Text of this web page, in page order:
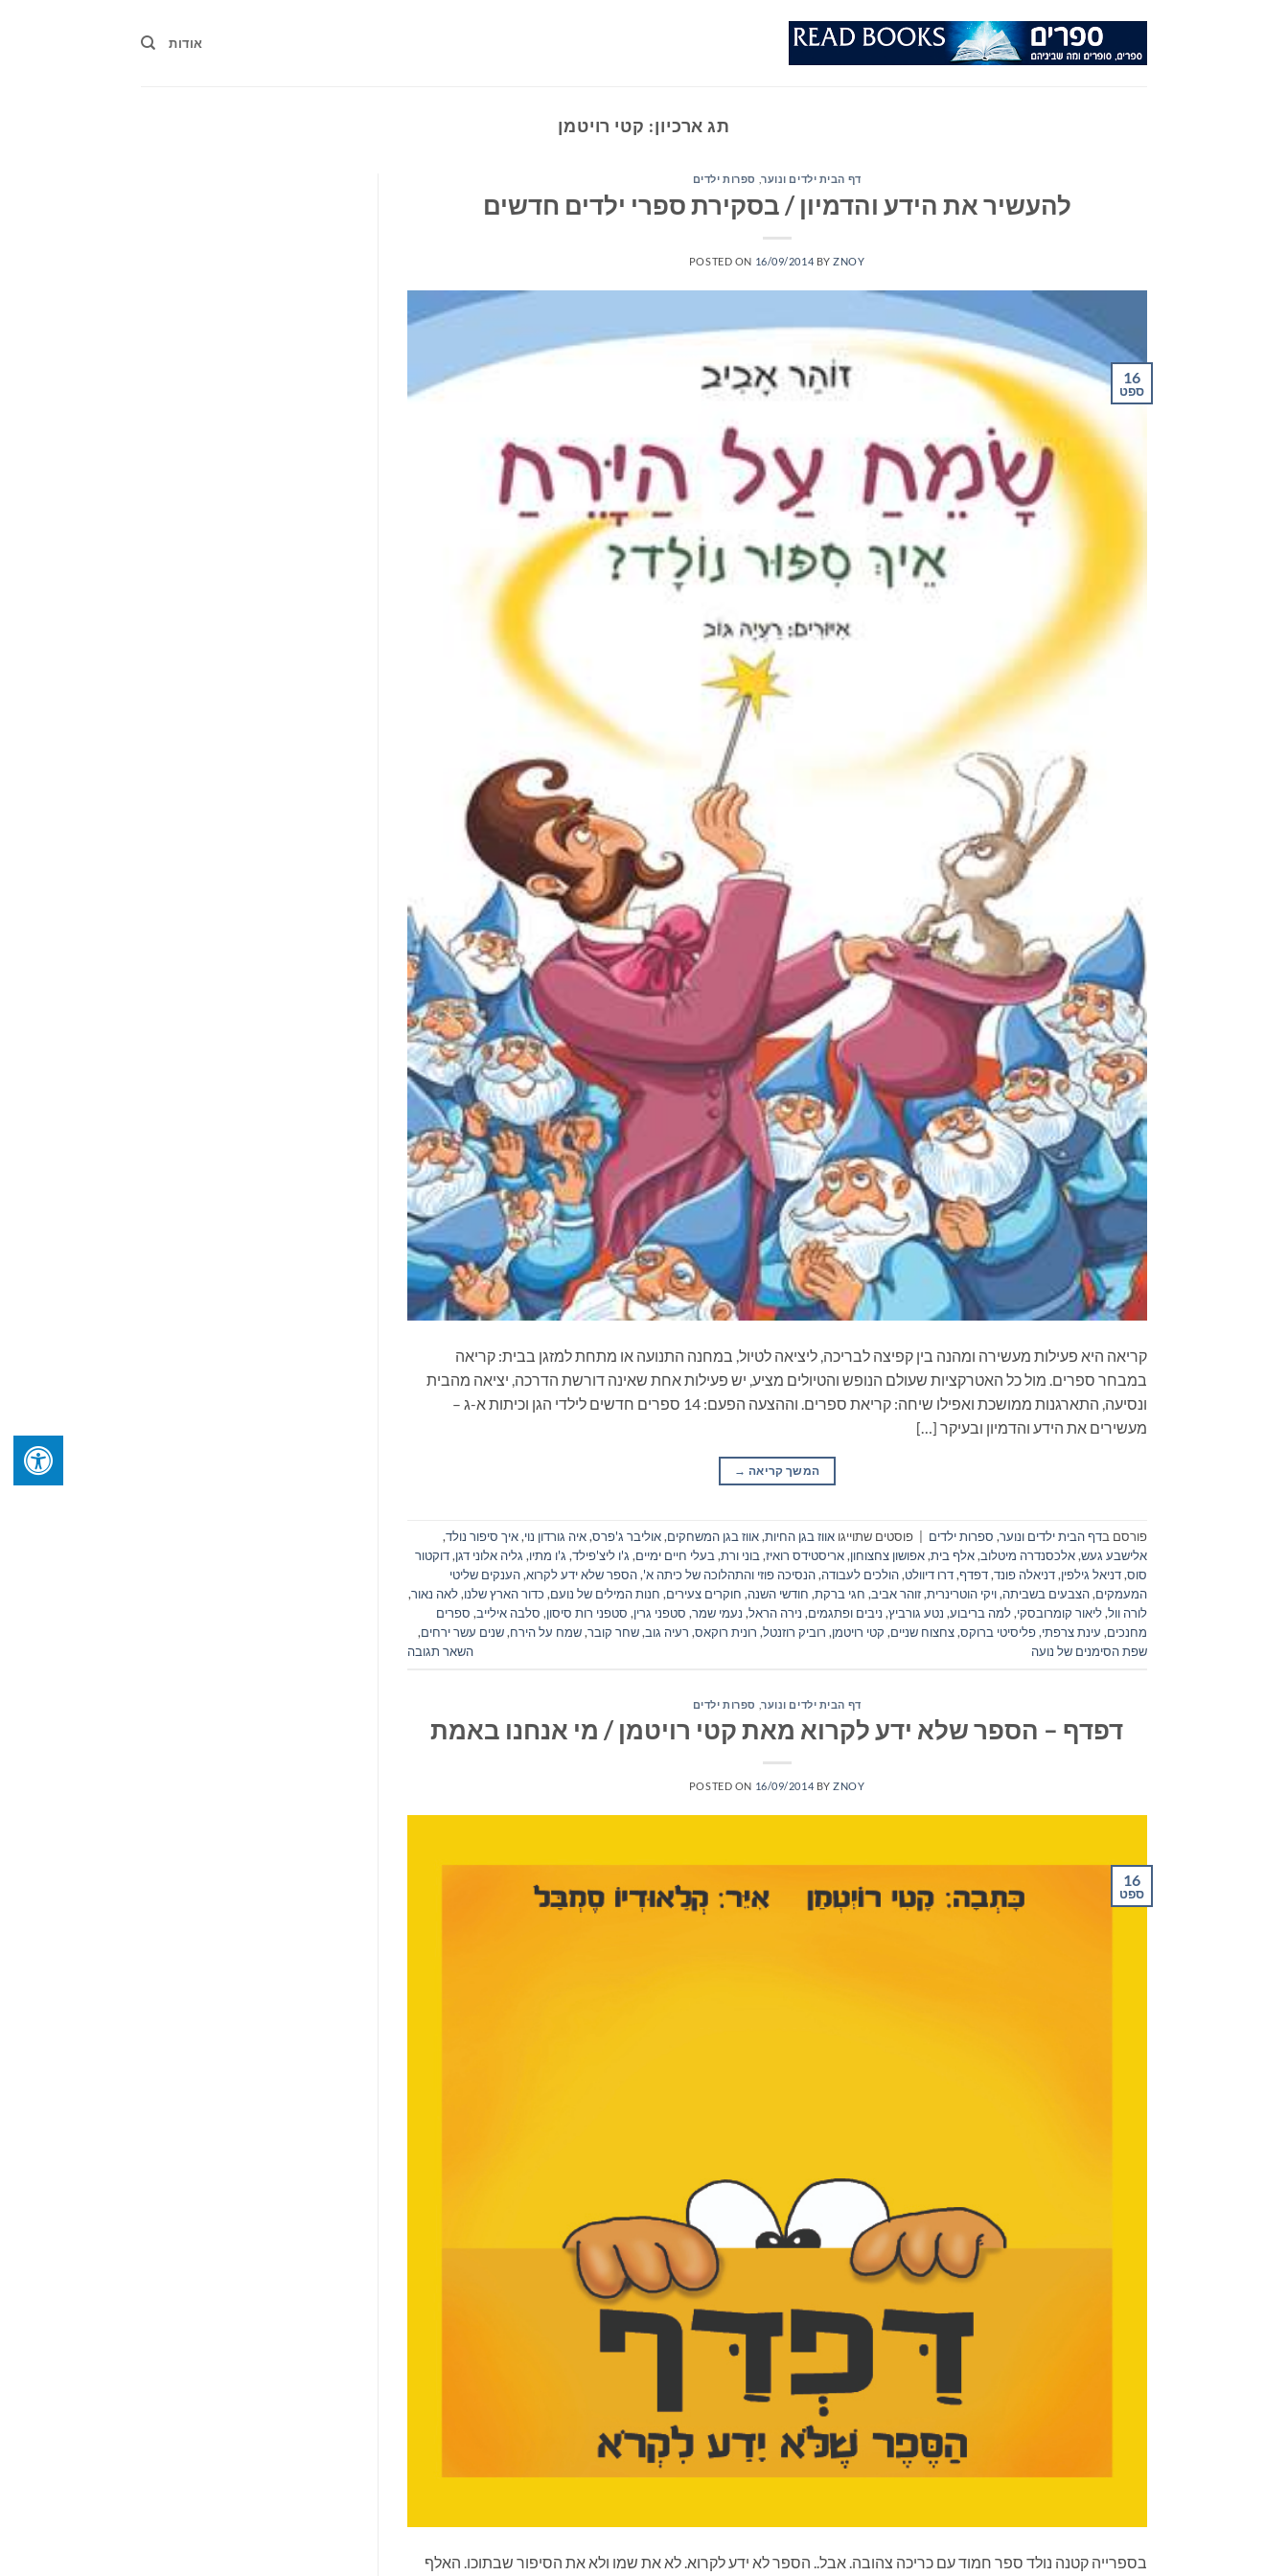
אודות
תג ארכיון: קטי רויטמן
דף הבית ילדים ונוער, ספרות ילדים
להעשיר את הידע והדמיון / בסקירת ספרי ילדים חדשים
POSTED ON 16/09/2014 BYZNOY
16
ספט
קריאה היא פעילות מעשירה ומהנה בין קפיצה לבריכה, ליציאה לטיול, במחנה התנועה או מתחת למזגן בבית: קריאה
במבחר ספרים. מול כל האטרקציות שעולם הנופש והטיולים מציע, יש פעילות אחת שאינה דורשת הדרכה, יציאה מהבית
ונסיעה, התארגנות ממושכת ואפילו שיחה: קריאת ספרים. וההצעה הפעם: 14 ספרים חדשים לילדי הגן וכיתות א-ג –
מעשירים את הידע והדמיון ובעיקר […]
המשך קריאה →
פורסם בדף הבית ילדים ונוער, ספרות ילדים פוסטים שתוייגו אווז בגן החיות,אווז בגן המשחקים,אוליבר ג'פרס,איה גורדון נוי,איך סיפור נולד,
אלישבע געש,אלכסנדרה מיטלוב,אלף בית,אפושון צחצוחון,אריסטידס רואיז, בוני ורת, בעלי חיים ימיים, ג'ו ליצ'פילד, ג'ו מתיו, גליה אלוני דגן,דוקטור
סוס,דניאל גילפין,דניאלה פונד,דפדף,דרו דיוולט,הולכים לעבודה,הנסיכה פוזי והתהלוכה של כיתה א',הספר שלא ידע לקרוא,הענקים שליטי
המעמקים,הצבעים בשביתה,ויקי הוטרינרית,זוהר אביב, חגי ברקת, חודשי השנה, חוקרים צעירים, חנות המילים של נועם, כדור הארץ שלנו,לאה נאור,
לורה וול,ליאור קומרובסקי,למה בריבוע, נטע גורביץ, ניבים ופתגמים, נירה הראל, נעמי שמר, סטפני גרין, סטפני רות סיסון, סלבה אילייב, ספרים
מחנכים, עינת צרפתי,פליסיטי ברוקס,צחצוח שניים, קטי רויטמן, רוביק רוזנטל, רונית רוקאס, רעיה גוב,שחר קובר,שמח על הירח,שנים עשר ירחים,
שפת הסימנים של נועה
השאר תגובה
דף הבית ילדים ונוער, ספרות ילדים
דפדף – הספר שלא ידע לקרוא מאת קטי רויטמן / מי אנחנו באמת
POSTED ON 16/09/2014 BYZNOY
16
ספט
בספרייה קטנה נולד ספר חמוד עם כריכה צהובה. אבל.. הספר לא ידע לקרוא. לא את שמו ולא את הסיפור שבתוכו. האלף